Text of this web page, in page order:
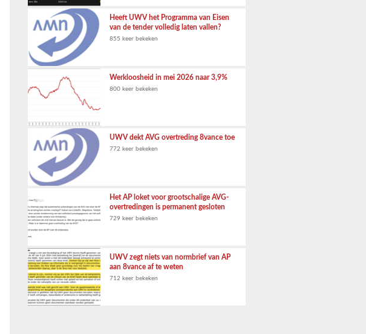
Heeft UWV het Programma van Eisen
van de tender volledig laten vallen?
855 keer bekeken
Werkloosheid in mei 2026 naar 3,9%
800 keer bekeken
UWV dekt AVG overtreding 8vance toe
772 keer bekeken
Het AP loket voor grootschalige AVG-
overtredingen is permanent gesloten
729 keer bekeken
UWV zegt niets van normbrief van AP
aan 8vance af te weten
712 keer bekeken